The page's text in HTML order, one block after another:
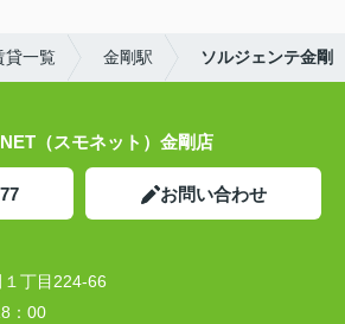
貸一覧 金剛駅 ソルジェンテ金剛
（スモネット）金剛店
お問い合わせ
丁目224-66
：00